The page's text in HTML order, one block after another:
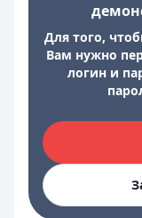
Для того,
Вам нужно
логин и